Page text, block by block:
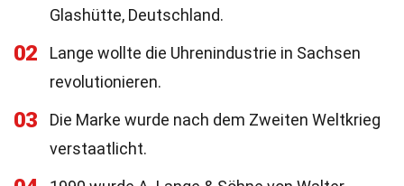
Glashütte, Deutschland.
02
Lange wollte die Uhrenindustrie in Sachsen
revolutionieren.
03
Die Marke wurde nach dem Zweiten Weltkrieg
verstaatlicht.